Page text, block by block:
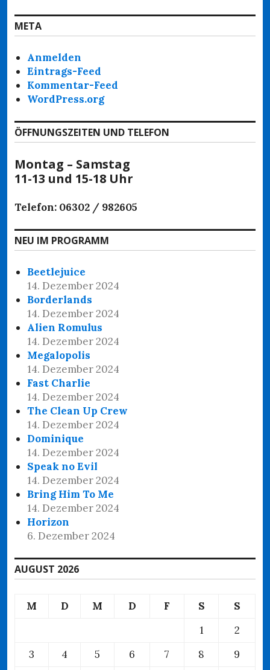
META
Anmelden
Eintrags-Feed
Kommentar-Feed
WordPress.org
ÖFFNUNGSZEITEN UND TELEFON
Montag – Samstag
11-13 und 15-18 Uhr
Telefon: 06302 / 982605
NEU IM PROGRAMM
Beetlejuice
14. Dezember 2024
Borderlands
14. Dezember 2024
Alien Romulus
14. Dezember 2024
Megalopolis
14. Dezember 2024
Fast Charlie
14. Dezember 2024
The Clean Up Crew
14. Dezember 2024
Dominique
14. Dezember 2024
Speak no Evil
14. Dezember 2024
Bring Him To Me
14. Dezember 2024
Horizon
6. Dezember 2024
AUGUST 2026
M D M D F S
S
1
2
3
4 5 6 7 8 9